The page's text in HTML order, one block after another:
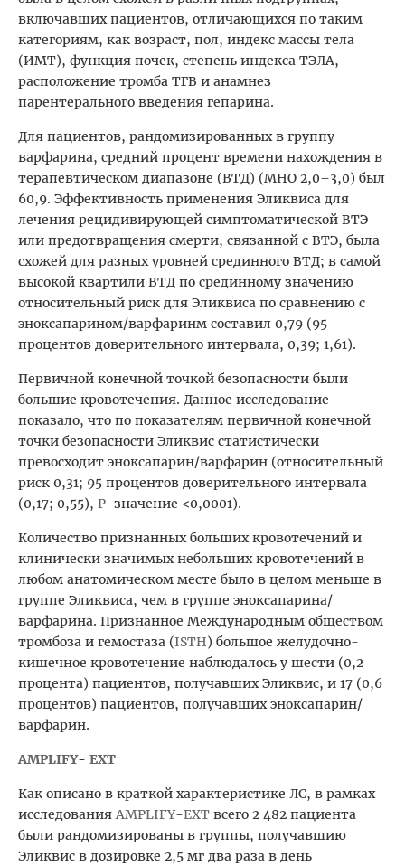
включавших пациентов, отличающихся по таким
категориям, как возраст, пол, индекс массы тела
(ИМТ), функция почек, степень индекса ТЭЛА,
расположение тромба ТГВ и анамнез
парентерального введения гепарина.
Для пациентов, рандомизированных в группу
варфарина, средний процент времени нахождения в
терапевтическом диапазоне (ВТД) (МНО 2,0–3,0) был
60,9. Эффективность применения Эликвиса для
лечения рецидивирующей симптоматической ВТЭ
или предотвращения смерти, связанной с ВТЭ, была
схожей для разных уровней срединного ВТД; в самой
высокой квартили ВТД по срединному значению
относительный риск для Эликвиса по сравнению с
эноксапарином/варфаринм составил 0,79 (95
процентов доверительного интервала, 0,39; 1,61).
Первичной конечной точкой безопасности были
большие кровотечения. Данное исследование
показало, что по показателям первичной конечной
точки безопасности Эликвис статистически
превосходит эноксапарин/варфарин (относительный
риск 0,31; 95 процентов доверительного интервала
(0,17; 0,55), P-значение <0,0001).
Количество признанных больших кровотечений и
клинически значимых небольших кровотечений в
любом анатомическом месте было в целом меньше в
группе Эликвиса, чем в группе эноксапарина/
варфарина. Признанное Международным обществом
тромбоза и гемостаза (ISTH) большое желудочно-
кишечное кровотечение наблюдалось у шести (0,2
процента) пациентов, получавших Эликвис, и 17 (0,6
процентов) пациентов, получавших эноксапарин/
варфарин.
AMPLIFY- EXT
Как описано в краткой характеристике ЛС, в рамках
исследованияAMPLIFY-EXT всего 2 482 пациента
были рандомизированы в группы, получавшию
Эликвис в дозировке 2,5 мг два раза в день